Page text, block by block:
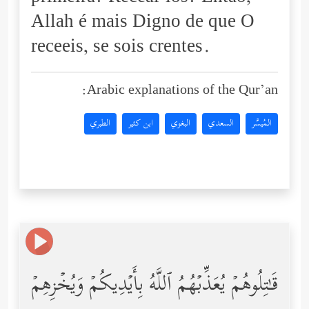
Allah é mais Digno de que O
receeis, se sois crentes.
Arabic explanations of the Qur’an:
المُيسَّر السعدي البغوي ابن كثير الطبري
قَـٰتِلُوهُمۡ یُعَذِّبۡهُمُ ٱللَّهُ بِأَیۡدِیكُمۡ وَیُخۡزِهِمۡ